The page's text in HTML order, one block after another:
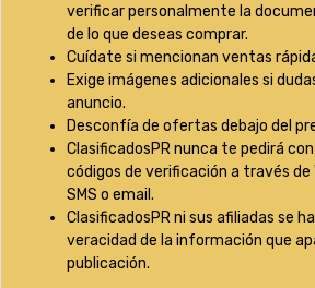
verificar personalmente la
de lo que deseas comprar.
Cuídate si mencionan ventas
Exige imágenes adicionales si
anuncio.
Desconfía de ofertas debajo del
ClasificadosPR nunca te pedirá
códigos de verificación a través
SMS o email.
ClasificadosPR ni sus afiliadas se
veracidad de la información que
publicación.